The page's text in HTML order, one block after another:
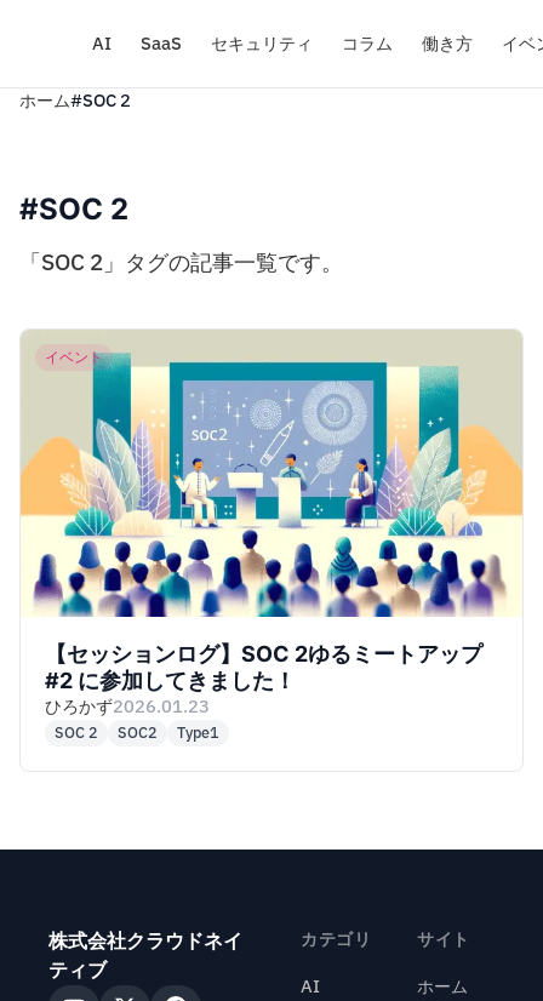
AI SaaS セキュリティ コラム 働き方 イベ
ホーム#SOC 2
#SOC 2
「SOC 2」タグの記事一覧です。
イベント
【セッションログ】SOC 2ゆるミートアップ
#2 に参加してきました！
ひろかず2026.01.23
SOC 2 SOC2 Type1
株式会社クラウドネイ
ティブ
カテゴリ
AI
サイト
ホーム